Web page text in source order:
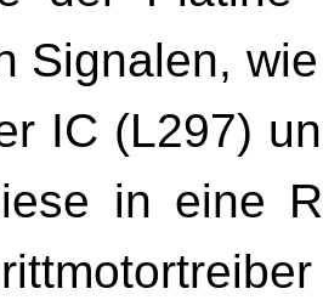
Signalen,
IC (L297)
in eine